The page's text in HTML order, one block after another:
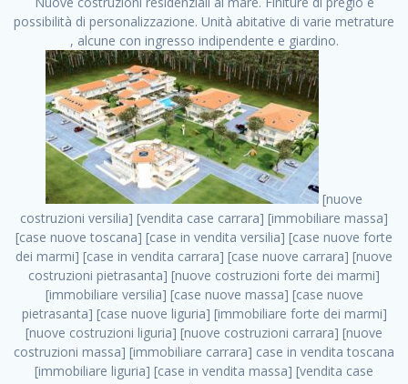
possibilità di personalizzazione. Unità abitative di varie metrature
, alcune con ingresso indipendente e giardino.
[nuove costruzioni versilia] [vendita case carrara] [immobiliare massa] [case nuove toscana] [case in vendita versilia] [case nuove forte dei marmi] [case in vendita carrara] [case nuove carrara] [nuove costruzioni pietrasanta] [nuove costruzioni forte dei marmi] [immobiliare versilia] [case nuove massa] [case nuove pietrasanta] [case nuove liguria] [immobiliare forte dei marmi] [nuove costruzioni liguria] [nuove costruzioni carrara] [nuove costruzioni massa] [immobiliare carrara] case in vendita toscana [immobiliare liguria] [case in vendita massa] [vendita case massa] [vendita case versilia] [nuove costruzioni toscana] [immobiliare pietrasanta] [immobiliare toscana] [case nuove versilia] nuove costruzioni case nuove in vendita case nuove case in costruzione case nuova costruzione appartamenti nuova costruzione case in vendita nuove costruzioni terreno edificabile nuove costruzioni milano marina di carrara carrara massa massa carrara toscana versilia case in vendita a milano case in vendita a roma appartamenti nuovi in vendita vendita case milano case in vendita torino case in vendita milano case di nuova costruzione nuove costruzioni roma case in vendita roma , case i vendita . vendita case roma vendita case torino villette nuova costruzione vendita case privati cerco casa milano vendita case impresa edile vendita case genova vendita immobili vendita case nuove cerco casa ville nuova costruzione annunci case in vendita case in vendita nuova costruzione nuove case in vendita case in vendita da privati villette a schiera cerco casa in vendita case in affitto vendita nuove costruzioni costruire case affitto affitto negozio milano cerco casa roma cerco casa nuova costruzione appartamenti in costruzione, case i vendita . case nuove vendita case in vendita nuove case nuove milano nuove costruzioni morena case in vendita costruzioni case case in vendita tor vergata nuova annunci vendita case case in vendita milano centro, case i vendita . vendita case nuova costruzione case in vendita privati agenzia immobiliare appartamenti di nuova costruzione ville in costruzione case in vendita a opera nuova costruzione nuove costruzioni torino, case i vendita . appartamenti nuovi impresa edile roma trova casa costruzioni nuove appartamenti in affitto cantieri in costruzione, case i vendita . immobiliare nuove costruzioni case in vendita dragona appartamenti in vendita siti vendita case case in vendita roma nord nuovi costruzioni ville nuove in vendita nuove costruzioni in vendita trovocasa cerco casa affitto villette in vendita nuove costruzioni immobiliari nuove costruzioni bologna toscano immobiliare palermo nuovi appartamenti vendita case dragona nuova costruzione case in vendita villaggio prenestino, case i vendita . case in vendita dal costruttore imprese edili torino nuove costruzioni firenze immobiliare case nuove in costruzione toscano immobiliare milano, case i vendita . casanuova case in vendita acilia dragona case in vendita di nuova costruzione case in vendita da costruttore nuove costruzioni eur case e cantieri appartamenti in vendita nuova costruzione case in vendita a dragona roma case in vendita nuove case in costruzione porta portese immobiliare appartamenti cerco casa disperatamente case in vendita torresina cascine in vendita vendita immobili roma, case i vendita . milano nuove costruzioni morena case in vendita costruzioni edili nuove costruzioni catania visure catastali on line gratis nuove costruzioni monza case in costruzione milano, case i vendita . nuove costruzioni boccea vendita immobili milano attico immobiliare roma vendita imprese edili bergamo impresa edile bologna case in vendita a classe appartamento nuovo nuove costruzioni pietralata case costruzione case in vendita roma sud nuove costruzioni residenziali a milano appartamenti nuova costruzione milano case in vendita boccea case in vendita morena nuove costruzioni vendita immobili privati, case i vendita . comprare casa nuova costruzione case in vendita con leasing case in vendita ostia antica case nuova costruzione milano appartamenti nuovi milano case nuove roma nuove costruzioni bari edilizia convenzionata case in vendita a tortona villaggio prenestino case in vendita toscano immobiliare professione casa nuove costruzioni parma impresa costruzioni nuove case nuove costruzioni bergamo vendita immobili torino ville di nuova costruzione solo affitti appartamento nuovo in vendita appartamenti nuova costruzione roma case nuova costruzione roma, case i vendita . nuove costruzioni a milano case in costruzione roma impresa di costruzioni grimaldi immobiliare costruzioni villetta nuova costruzione case in vendita da imprese edili cerco casa a acquisto casa in costruzione nuove costruzioni mare costruzioni immobiliari cantieri nuove costruzioni acquisto casa nuova costruzione nuove costruzioni padova comprare casa in costruzione impresa edile napoli nuove costruzioni pescara casa risorse immobiliari, case i vendita . immobili in costruzione villette nuove villette nuove in vendita gabetti imprese edili verona nuove costruzioni milano sud nuovi immobili nuove costruzioni legnano, case i vendita . cantieri nuove costruzioni milano villa nuova case vendita nuove costruzioni appartamenti in vendita nuovi immobili nuovi costruttori case imprese edili brescia nuovi appartamenti milano case in vendita selva nera casa nuova retecasa case nuova costruzione in vendita monolocale imprese edili firenze imprese edili padova frimm vendita case dragona nuove costruzioni vendita imprese edili parma imprese di costruzioni milano immobiliare toscano frimm immobiliare roma case case dal costruttore acquisto terreno agricolo imprese edili italiane roma vende casa case nuove a milano nuove costruzioni a roma imprese costruzioni roma cerco casa nuova immobili di nuova costruzione case in vendita castelverde roma impresa edile palermo rent to buy roma nuove costruzioni, case i vendita . tempocasa case in vendita a riscatto nuove costruzioni varese nuove costruzioni bolzano vendita case in costruzione nuove costruzioni lecce cantiere milano costruire villa imprese edili treviso impresa edile catania case in vendita roma tiburtina vendita appartamenti nuova costruzione vendita immobili commerciali case nuove in vendita milano nuove costruzioni seregno cerca casa vendita cerco casa milano vendita nuove costruzioni milano ovest vendita case nuove milano imprese edili modena nuove costruzioni milano centro case in vendita aranova nuove abitazioni, case i vendita ., case i vendita . nuove costruzioni brescia nuove costruzioni como appartamenti nuovi in vendita a milano case in vendita bologna nuove costruzioni appartamenti in vendita milano nuova costruzione imprese edili como morena nuove costruzioni nuove costruzioni case vendita appartamenti nuovi nuove costruzioni salerno eurekasa villette in costruzione bilocali nuovi case nuove in vendita a roma case in vendita con permuta nuove costruzioni trento impresa edile varese imprese costruzioni milano imprese edili venezia case in vendita prenestina imprese edili spa nuove costruzioni gallarate roma nuove costruzioni case in nuova costruzione nuovi case nuove in vendita a milano nuove costruzioni loano nuovi cantieri milano imprese edili novara case in vendita roma est imprese di costruzioni roma appartamenti in costruzione milano nuovi cantieri cerco casa vendita milano nuove costruzioni brugherio vendita case da imprese edili imprese edili udine nuove costruzioni direttamente dal costruttore imprese edili vicenza case in vendita a loano nuova costruzione nuove villette prezzi case nuove case in vendita in costruzione compravendita terreno agricolo cantiere, case i vendita . case in vendita milano navigli costruzione nuova casa costruzioni nuove milano nuove costruzioni roma rent to buy nuove costruzioni taranto palazzo in costruzione vendita appartamenti nuova costruzione milano centro costruzioni milano case in vendita milano nuove costruzioni case in vendita milano sud impresa edile como case nuove a roma boccea case in vendita imprese edili trento nuove costruzioni buccinasco case in costruzione a milano nuove costruzioni ripamonti case in vendita a salerno nuove costruzioni nuove residenze milano case nuove vendita milano nuove costruzioni milano nord nuove costruzioni livorno vendita nuove costruzioni roma nuove costruzioni liguria costruzioni roma cerco casa roma vendita nuove costruzioni classe a impresa edile rimini nuovi annunci case in vendita nuove costruzioni magenta todini costruzioni case grezze in vendita vendita appartamenti nuovi milano case in vendita gallaratese milano nuove costruzioni arezzo, case i vendita . case in vendita castelverde case nuove dal costruttore nuovo appartamento nuove costruzioni desenzano imprese edili lombardia imprese edili veneto appartamenti in costruzione roma case vendita pescara nuove costruzioni case in vendita ad acilia imprese edili verona e provincia nuove costruzioni desio appartamenti classe a milano firenze nuove costruzioni pirelli re immobiliare grandi imprese di costruzioni case in vendita torresina roma case in vendita navigli milano nuove costruzioni roma centro nuovecostruzioni appartamenti nuovi a milano impresa edile ancona nuove residenze dragona case in vendita nuove costruzioni brindisi vendita nuove costruzioni milano case in vendita arredate nuove case milano case nuove milano centro sito impresa edile nuove costruzioni montesilvano case vendita monza nuove costruzioni vendita case nuove roma impresa edile monza case in vendita vimercate nuova costruzione nuove